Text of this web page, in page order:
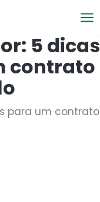
5 dicas
contrato
para um contrato